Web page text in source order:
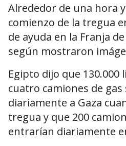
Alrededor de una hora
comienzo de la tregua
de ayuda en la Franja
según mostraron
Egipto dijo que 130.000
cuatro camiones de
diariamente a Gaza
tregua y que 200
entrarían diariamente